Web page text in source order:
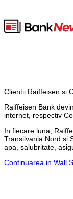
Clientii Raiffeisen si
Raiffeisen Bank
internet, respectiv
In fiecare luna,
Transilvania Nord si
apa, salubritate,
Continuarea in Wall